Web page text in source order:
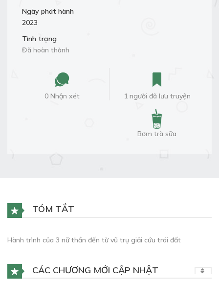
Ngày phát hành
2023
Tình trạng
Đã hoàn thành
0 Nhận xét 1 người đã lưu truyện
Bơm trà sữa
TÓM TẮT
Hành trình của 3 nữ thần đến từ vũ trụ giải cứu trái đất
CÁC CHƯƠNG MỚI CẬP NHẬT